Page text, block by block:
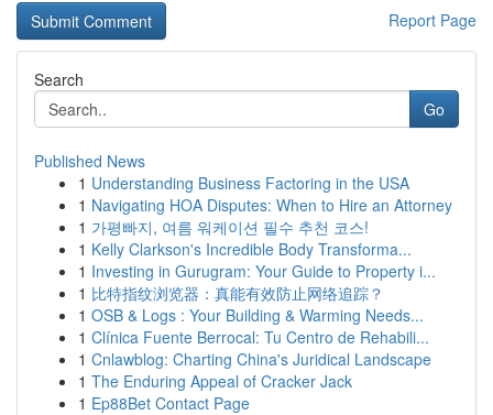
Report Page
Search
Go
Published News
1 Understanding Business Factoring in the USA
1 Navigating HOA Disputes: When to Hire an Attorney
1 가평빠지, 여름 워케이션 필수 추천 코스!
1 Kelly Clarkson's Incredible Body Transforma...
1 Investing in Gurugram: Your Guide to Property i...
1 比特指纹浏览器：真能有效防止网络追踪？
1 OSB & Logs : Your Building & Warming Needs...
1 Clínica Fuente Berrocal: Tu Centro de Rehabili...
1 Cnlawblog: Charting China's Juridical Landscape
1 The Enduring Appeal of Cracker Jack
1 Ep88Bet Contact Page